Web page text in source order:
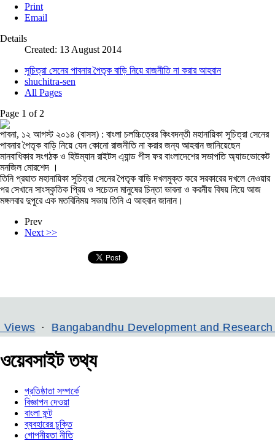
Print
Email
Details
Created: 13 August 2014
সুচিত্রা সেনের পাবনার পৈতৃক বাড়ি নিয়ে রাজনীতি না করার আহবান
shuchitra-sen
All Pages
Page 1 of 2
পাবনা, ১২ আগস্ট ২০১৪ (বাসস) : বাংলা চলচ্চিত্রের কিংবদন্তী মহানায়িকা সুচিত্রা সেনের
পাবনার পৈতৃক বাড়ি নিয়ে যেন কোনো রাজনীতি না করার জন্য আহবান জানিয়েছেন
মানবাধিকার সংগঠক ও হিউম্যান রাইটস এ্যান্ড পীস ফর বাংলাদেশের সভাপতি অ্যাডভোকেট
মনজিল মোরশেদ ।
তিনি প্রয়াত মহানায়িকা সুচিত্রা সেনের পৈতৃক বাড়ি দখলমুক্ত করে সরকারের দখলে নেওয়ার
পর সেখানে সাংস্কৃতিক প্রিয় ও সচেতন মানুষের চিন্তা ভাবনা ও করনীয় বিষয় নিয়ে আজ
মঙ্গলবার দুপুরে এক মতবিনিময় সভায় তিনি এ আহবান জানান।
Prev
Next >>
Bangabandhu Development and Research Institute
ওয়েবসাইট তথ্য
প্রতিষ্ঠাতা সম্পর্কে
বিজ্ঞাপন দেওয়া
বাংলা ফন্ট
ব্যবহারের চুক্তি
গোপনীয়তা নীতি